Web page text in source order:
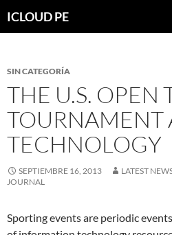
hacia
ICLOUD PE
SIN CATEGORÍA
THE U.S. OPEN
TOURNAMENT
TECHNOLOGY
SEPTIEMBRE 16, 2013
LATEST
JOURNAL
Sporting events are periodic